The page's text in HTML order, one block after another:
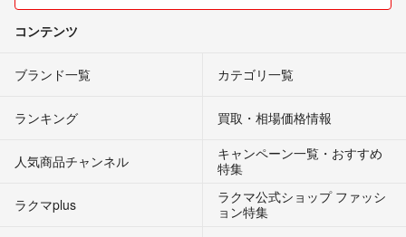
コンテンツ
ブランド一覧 カテゴリ一覧
ランキング 買取・相場価格情報
人気商品チャンネル
キャンペーン一覧・おすすめ
特集
ラクマplus
ラクマ公式ショップ ファッシ
ョン特集